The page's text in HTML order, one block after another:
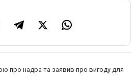
про надра та заявив про вигоду для